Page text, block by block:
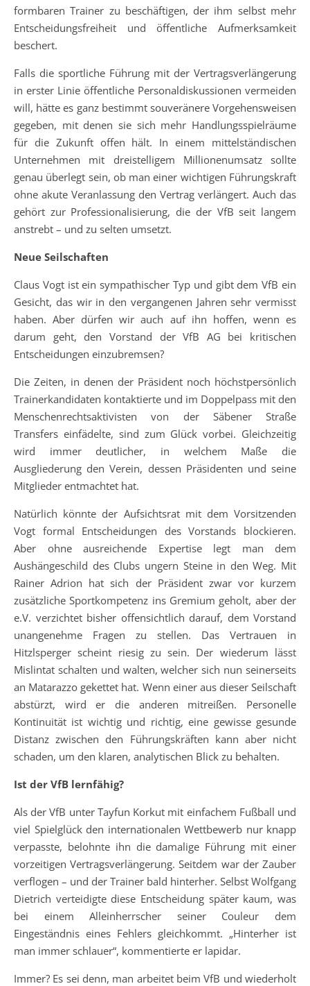
formbaren Trainer zu beschäftigen, der ihm selbst mehr
Entscheidungsfreiheit und öffentliche Aufmerksamkeit
beschert.
Falls die sportliche Führung mit der Vertragsverlängerung
in erster Linie öffentliche Personaldiskussionen vermeiden
will, hätte es ganz bestimmt souveränere Vorgehensweisen
gegeben, mit denen sie sich mehr Handlungsspielräume
für die Zukunft offen hält. In einem mittelständischen
Unternehmen mit dreistelligem Millionenumsatz sollte
genau überlegt sein, ob man einer wichtigen Führungskraft
ohne akute Veranlassung den Vertrag verlängert. Auch das
gehört zur Professionalisierung, die der VfB seit langem
anstrebt – und zu selten umsetzt.
Neue Seilschaften
Claus Vogt ist ein sympathischer Typ und gibt dem VfB ein
Gesicht, das wir in den vergangenen Jahren sehr vermisst
haben. Aber dürfen wir auch auf ihn hoffen, wenn es
darum geht, den Vorstand der VfB AG bei kritischen
Entscheidungen einzubremsen?
Die Zeiten, in denen der Präsident noch höchstpersönlich
Trainerkandidaten kontaktierte und im Doppelpass mit den
Menschenrechtsaktivisten von der Säbener Straße
Transfers einfädelte, sind zum Glück vorbei. Gleichzeitig
wird immer deutlicher, in welchem Maße die
Ausgliederung den Verein, dessen Präsidenten und seine
Mitglieder entmachtet hat.
Natürlich könnte der Aufsichtsrat mit dem Vorsitzenden
Vogt formal Entscheidungen des Vorstands blockieren.
Aber ohne ausreichende Expertise legt man dem
Aushängeschild des Clubs ungern Steine in den Weg. Mit
Rainer Adrion hat sich der Präsident zwar vor kurzem
zusätzliche Sportkompetenz ins Gremium geholt, aber der
e.V. verzichtet bisher offensichtlich darauf, dem Vorstand
unangenehme Fragen zu stellen. Das Vertrauen in
Hitzlsperger scheint riesig zu sein. Der wiederum lässt
Mislintat schalten und walten, welcher sich nun seinerseits
an Matarazzo gekettet hat. Wenn einer aus dieser Seilschaft
abstürzt, wird er die anderen mitreißen. Personelle
Kontinuität ist wichtig und richtig, eine gewisse gesunde
Distanz zwischen den Führungskräften kann aber nicht
schaden, um den klaren, analytischen Blick zu behalten.
Ist der VfB lernfähig?
Als der VfB unter Tayfun Korkut mit einfachem Fußball und
viel Spielglück den internationalen Wettbewerb nur knapp
verpasste, belohnte ihn die damalige Führung mit einer
vorzeitigen Vertragsverlängerung. Seitdem war der Zauber
verflogen – und der Trainer bald hinterher. Selbst Wolfgang
Dietrich verteidigte diese Entscheidung später kaum, was
bei einem Alleinherrscher seiner Couleur dem
Eingeständnis eines Fehlers gleichkommt. „Hinterher ist
man immer schlauer“, kommentierte er lapidar.
Immer? Es sei denn, man arbeitet beim VfB und wiederholt